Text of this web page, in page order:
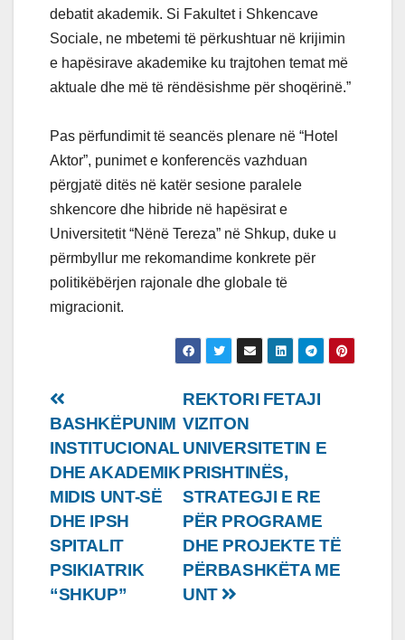
debatit akademik. Si Fakultet i Shkencave
Sociale, ne mbetemi të përkushtuar në krijimin
e hapësirave akademike ku trajtohen temat më
aktuale dhe më të rëndësishme për shoqërinë.”
Pas përfundimit të seancës plenare në “Hotel
Aktor”, punimet e konferencës vazhduan
përgjatë ditës në katër sesione paralele
shkencore dhe hibride në hapësirat e
Universitetit “Nënë Tereza” në Shkup, duke u
përmbyllur me rekomandime konkrete për
politikëbërjen rajonale dhe globale të
migracionit.
Lëvizje
te
postimet
REKTORI FETAJI
VIZITON
UNIVERSITETIN E
PRISHTINËS,
STRATEGJI E RE
PËR PROGRAME
DHE PROJEKTE TË
PËRBASHKËTA ME
UNT
BASHKËPUNIM
INSTITUCIONAL
DHE AKADEMIK
MIDIS UNT-SË
DHE IPSH
SPITALIT
PSIKIATRIK
“SHKUP”